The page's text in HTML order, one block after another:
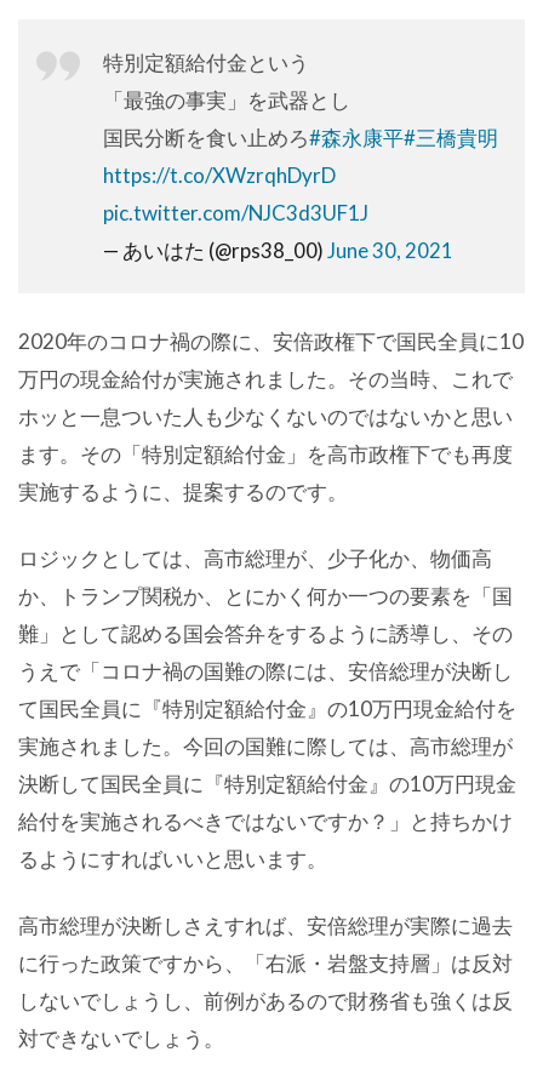
特別定額給付金という
「最強の事実」を武器とし
国民分断を食い止めろ#森永康平#三橋貴明
https://t.co/XWzrqhDyrD
pic.twitter.com/NJC3d3UF1J
— あいはた (@rps38_00)June 30, 2021
2020年のコロナ禍の際に、安倍政権下で国民全員に10
万円の現金給付が実施されました。その当時、これで
ホッと一息ついた人も少なくないのではないかと思い
ます。その「特別定額給付金」を高市政権下でも再度
実施するように、提案するのです。
ロジックとしては、高市総理が、少子化か、物価高
か、トランプ関税か、とにかく何か一つの要素を「国
難」として認める国会答弁をするように誘導し、その
うえで「コロナ禍の国難の際には、安倍総理が決断し
て国民全員に『特別定額給付金』の10万円現金給付を
実施されました。今回の国難に際しては、高市総理が
決断して国民全員に『特別定額給付金』の10万円現金
給付を実施されるべきではないですか？」と持ちかけ
るようにすればいいと思います。
高市総理が決断しさえすれば、安倍総理が実際に過去
に行った政策ですから、「右派・岩盤支持層」は反対
しないでしょうし、前例があるので財務省も強くは反
対できないでしょう。